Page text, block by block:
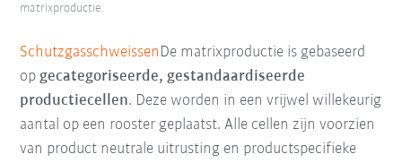
Schutzgasschweissen De matrixproductie is gebaseerd
op gecategoriseerde, gestandaardiseerde
productiecellen. Deze worden in een vrijwel willekeurig
aantal op een rooster geplaatst. Alle cellen zijn voorzien
van product neutrale uitrusting en productspecifieke
matrixproductie.